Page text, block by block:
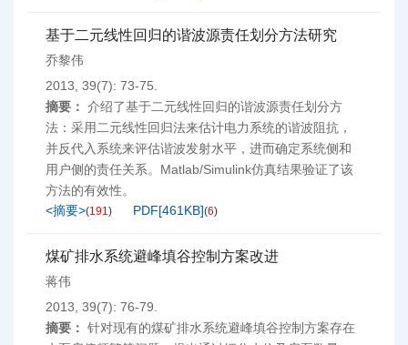
基于二元线性回归的谐波源责任划分方法研究
乔黎伟
2013, 39(7): 73-75.
摘要： 介绍了基于二元线性回归的谐波源责任划分方
法：采用二元线性回归法来估计电力系统的谐波阻抗，
并反代入系统来评估谐波发射水平，进而确定系统侧和
用户侧的责任关系。Matlab/Simulink仿真结果验证了该
方法的有效性。
<摘要>(191) PDF[461KB](6)
煤矿排水系统避峰填谷控制方案改进
蒋伟
2013, 39(7): 76-79.
摘要： 针对现有的煤矿排水系统避峰填谷控制方案存在